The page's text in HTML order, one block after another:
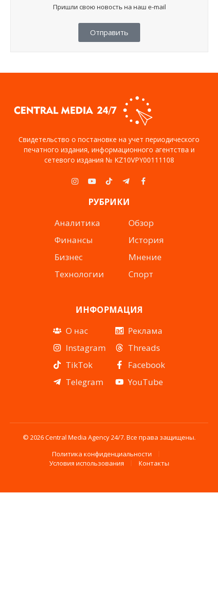
Пришли свою новость на наш e-mail
Отправить
Свидетельство о постановке на учет периодического
печатного издания, информационного агентства и
сетевого издания № KZ10VPY00111108
Instagram
YouTubeTikTokTelegramFacebook
РУБРИКИ
Аналитика
Финансы
Бизнес
Технологии
Обзор
История
Мнение
Спорт
ИНФОРМАЦИЯ
О нас
Instagram
TikTok
Telegram
Реклама
Threads
Facebook
YouTube
© 2026 Central Media Agency 24/7. Все права защищены.
Политика конфиденциальности
Условия использования
Контакты